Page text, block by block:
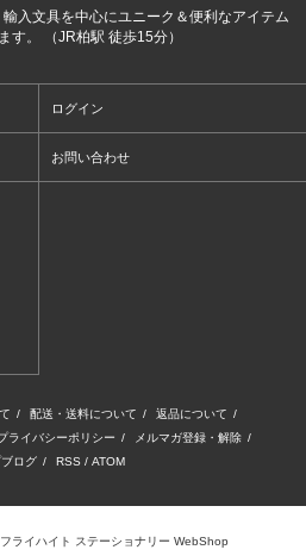
入文具を中心にユニーク＆便利なアイテム
す。 （JR柏駅 徒歩15分）
ログイン
お問い合わせ
/ 配送・送料について / 返品について /
ライバシーポリシー / メルマガ登録・解除 /
ログ / RSS / ATOM
ライハイト ステーショナリー WebShop